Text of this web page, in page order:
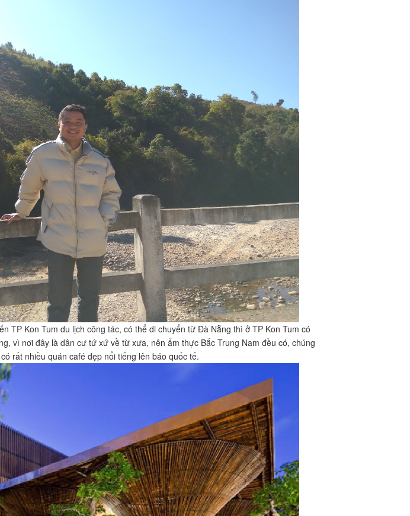
TP Kon Tum du lịch công tác, có thể di chuyển từ Đà Nẵng thì ở TP Kon Tum có
vì nơi đây là dân cư tứ xứ về từ xưa, nên ẩm thực Bắc Trung Nam đều có, chúng
rất nhiều quán café đẹp nổi tiếng lên báo quốc tế.